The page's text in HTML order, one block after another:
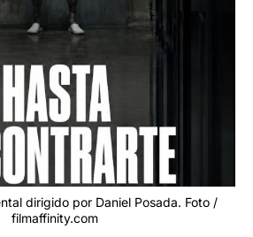
dirigido por Daniel Posada. Foto /
filmaffinity.com